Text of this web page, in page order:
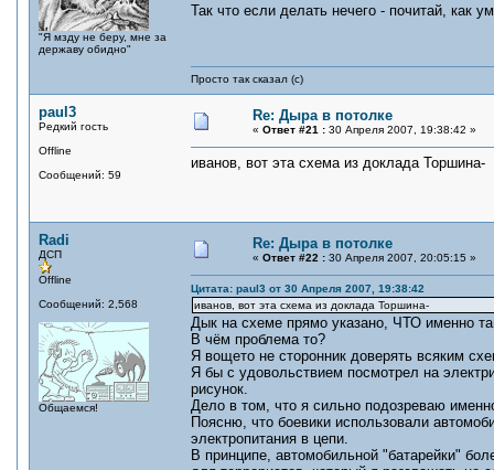
"Я мзду не беру, мне за
державу обидно"
Так что если делать нечего - почитай, как
Просто так сказал (с)
paul3
Редкий гость
Offline
Сообщений: 59
Re: Дыра в потолке
« Ответ #21 : 30 Апреля 2007, 19:38:42 »
иванов, вот эта схема из доклада Торшина-
Radi
ДСП
Offline
Сообщений: 2,568
Общаемся!
Re: Дыра в потолке
« Ответ #22 : 30 Апреля 2007, 20:05:15 »
Цитата: paul3 от 30 Апреля 2007, 19:38:42
иванов, вот эта схема из доклада Торшина-
Дык на схеме прямо указано, ЧТО именно
В чём проблема то?
Я вощето не сторонник доверять всяким
Я бы с удовольствием посмотрел на
рисунок.
Дело в том, что я сильно подозреваю
Поясню, что боевики использовали
электропитания в цепи.
В принципе, автомобильной "батарейки"